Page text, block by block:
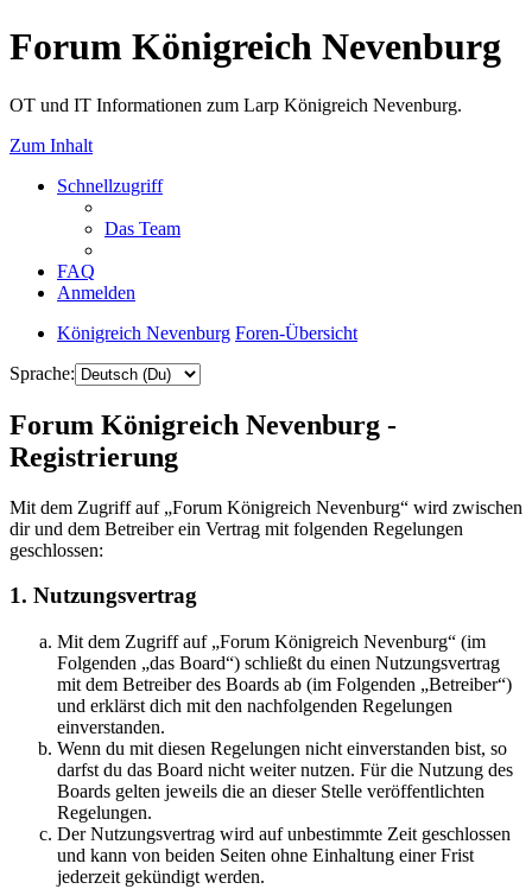
Forum Königreich Nevenburg
OT und IT Informationen zum Larp Königreich Nevenburg.
Zum Inhalt
Schnellzugriff
Das Team
FAQ
Anmelden
Königreich Nevenburg Foren-Übersicht
Sprache:
Forum Königreich Nevenburg -
Registrierung
Mit dem Zugriff auf „Forum Königreich Nevenburg“ wird zwischen
dir und dem Betreiber ein Vertrag mit folgenden Regelungen
geschlossen:
1. Nutzungsvertrag
Mit dem Zugriff auf „Forum Königreich Nevenburg“ (im
Folgenden „das Board“) schließt du einen Nutzungsvertrag
mit dem Betreiber des Boards ab (im Folgenden „Betreiber“)
und erklärst dich mit den nachfolgenden Regelungen
einverstanden.
Wenn du mit diesen Regelungen nicht einverstanden bist, so
darfst du das Board nicht weiter nutzen. Für die Nutzung des
Boards gelten jeweils die an dieser Stelle veröffentlichten
Regelungen.
Der Nutzungsvertrag wird auf unbestimmte Zeit geschlossen
und kann von beiden Seiten ohne Einhaltung einer Frist
jederzeit gekündigt werden.